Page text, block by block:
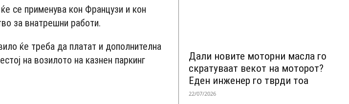
се применува кон Французи и кон
за внатрешни работи.
ќе треба да платат и дополнителна
на возилото на казнен паркинг
Дали новите моторни масла го
скратуваат векот на моторот?
Еден инженер го тврди тоа
22/07/2026